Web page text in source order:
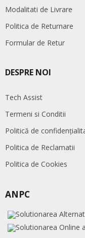
Modalitati de Livrare
Politica de Returnare
Formular de Retur
DESPRE NOI
Tech Assist
Termeni si Conditii
Politică de
Politica de Reclamatii
Politica de Cookies
ANPC